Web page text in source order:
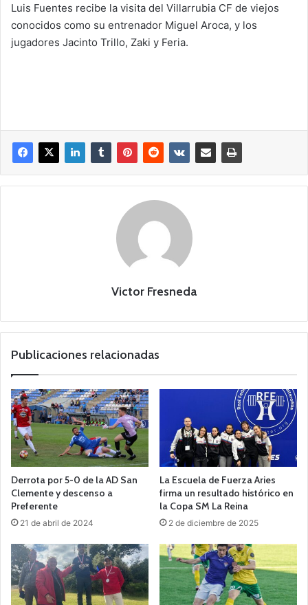
Luis Fuentes recibe la visita del Villarrubia CF de viejos
conocidos como su entrenador Miguel Aroca, y los
jugadores Jacinto Trillo, Zaki y Feria.
Victor Fresneda
Publicaciones relacionadas
Derrota por 5-0 de la AD San
Clemente y descenso a
Preferente
21 de abril de 2024
La Escuela de Fuerza Aries
firma un resultado histórico en
la Copa SM La Reina
2 de diciembre de 2025